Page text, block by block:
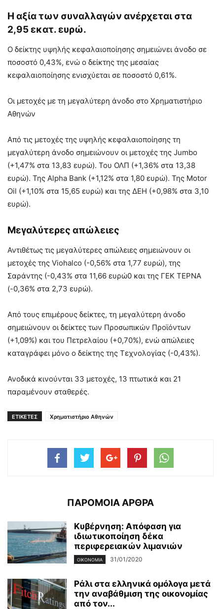
Η αξία των συναλλαγών ανέρχεται στα
2,95 εκατ. ευρώ.
Ο δείκτης υψηλής κεφαλαιοποίησης σημειώνει άνοδο σε
ποσοστό 0,43%, ενώ ο δείκτης της μεσαίας
κεφαλαιοποίησης ενισχύεται σε ποσοστό 0,61%.
Οι μετοχές με τη μεγαλύτερη άνοδο στο Χρηματιστήριο
Αθηνών
Από τις μετοχές της υψηλής κεφαλαιοποίησης τη
μεγαλύτερη άνοδο σημειώνουν οι μετοχές της Jumbo
(+1,47% στα 13,83 ευρώ). Του ΟΛΠ (+1,36% στα 13,38
ευρώ). Της Alpha Bank (+1,12% στα 1,80 ευρώ). Της Motor
Oil (+1,10% στα 15,65 ευρώ) και της ΔΕΗ (+0,98% στα 3,10
ευρώ).
Μεγαλύτερες απώλειες
Αντιθέτως τις μεγαλύτερες απώλειες σημειώνουν οι
μετοχές της Viohalco (-0,56% στα 1,77 ευρώ), της
Σαράντης (-0,43% στα 11,66 ευρώ0 και της ΓΕΚ ΤΕΡΝΑ
(-0,36% στα 2,73 ευρώ).
Από τους επιμέρους δείκτες, τη μεγαλύτερη άνοδο
σημειώνουν οι δείκτες των Προσωπικών Προϊόντων
(+1,09%) και του Πετρελαίου (+0,70%), ενώ απώλειες
καταγράφει μόνο ο δείκτης της Τεχνολογίας (-0,43%).
Ανοδικά κινούνται 33 μετοχές, 13 πτωτικά και 21
παραμένουν σταθερές.
ΕΤΙΚΕΤΕΣ Χρηματιστήριο Αθηνών
ΠΑΡΟΜΟΙΑ ΑΡΘΡΑ
Κυβέρνηση: Απόφαση για
ιδιωτικοποίηση δέκα
περιφερειακών λιμανιών
ΟΙΚΟΝΟΜΊΑ 31/01/2020
Ράλι στα ελληνικά ομόλογα μετά
την αναβάθμιση της οικονομίας
από τον...